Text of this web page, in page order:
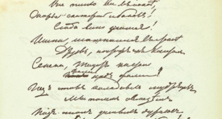
капиталистические отношения.
Если брать фильмы, то лучше всего эти настроения
моего поколения отображены в фильмах Балабанова.
Возможно, Довлатов, со своей скромной прозой,
опередил своё время, сам того не зная. Я не хочу
делать из него кумира.
Он делал, что мог, и делал это хорошо. Как мог, так и
Это ли не оценка деятельности человека?